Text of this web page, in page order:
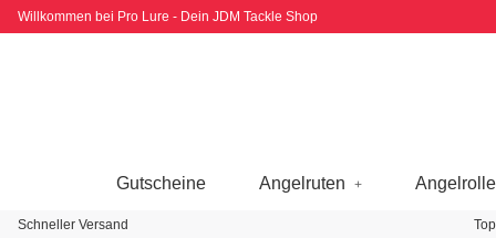
Willkommen bei Pro Lure - Dein JDM Tackle Shop
Gutscheine Angelruten
Schneller Versand